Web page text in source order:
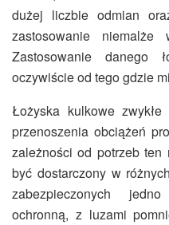
dużej liczbie odmian
zastosowanie niemalże
Zastosowanie danego
oczywiście od tego gdzie
Łożyska kulkowe
przenoszenia obciążeń
zależności od potrzeb ten
być dostarczony w
zabezpieczonych
ochronną, z luzami